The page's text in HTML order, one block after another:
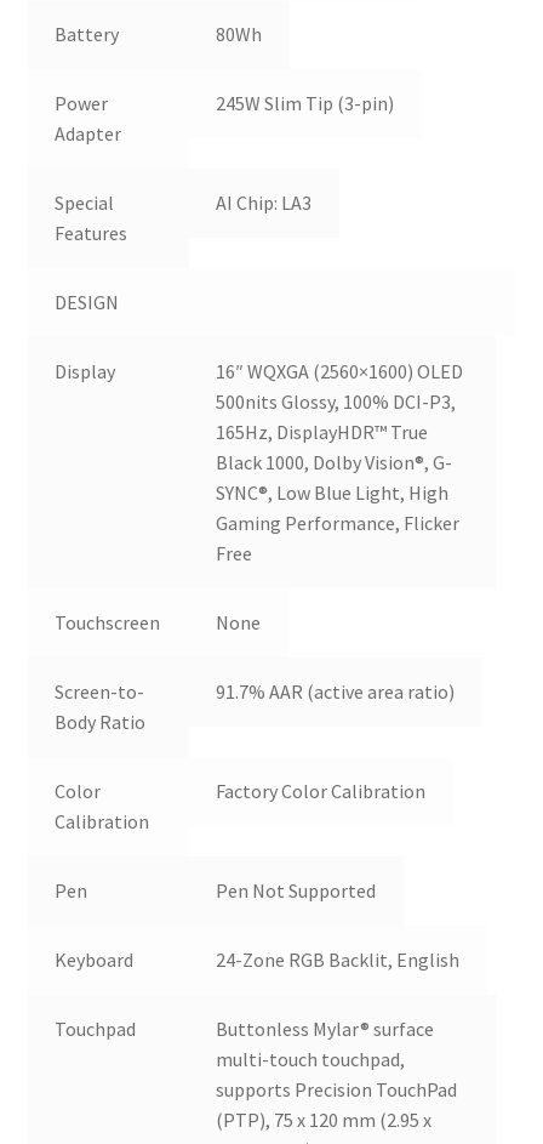
Battery 80Wh
Power
Adapter
245W Slim Tip (3-pin)
Special
Features
AI Chip: LA3
DESIGN
Display
16″ WQXGA (2560×1600) OLED
500nits Glossy, 100% DCI-P3,
165Hz, DisplayHDR™ True
Black 1000, Dolby Vision®, G-
SYNC®, Low Blue Light, High
Gaming Performance, Flicker
Free
Touchscreen None
Screen-to-
Body Ratio
91.7% AAR (active area ratio)
Color
Calibration
Factory Color Calibration
Pen Pen Not Supported
Keyboard 24-Zone RGB Backlit, English
Touchpad
Buttonless Mylar® surface
multi-touch touchpad,
supports Precision TouchPad
(PTP), 75 x 120 mm (2.95 x